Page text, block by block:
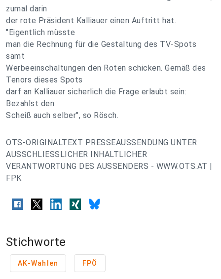
zumal darin
der rote Präsident Kalliauer einen Auftritt hat.
"Eigentlich müsste
man die Rechnung für die Gestaltung des TV-Spots
samt
Werbeeinschaltungen den Roten schicken. Gemäß des
Tenors dieses Spots
darf an Kalliauer sicherlich die Frage erlaubt sein:
Bezahlst den
Scheiß auch selber", so Rösch.
OTS-ORIGINALTEXT PRESSEAUSSENDUNG UNTER
AUSSCHLIESSLICHER INHALTLICHER
VERANTWORTUNG DES AUSSENDERS - WWW.OTS.AT |
FPK
Stichworte
AK-Wahlen FPÖ